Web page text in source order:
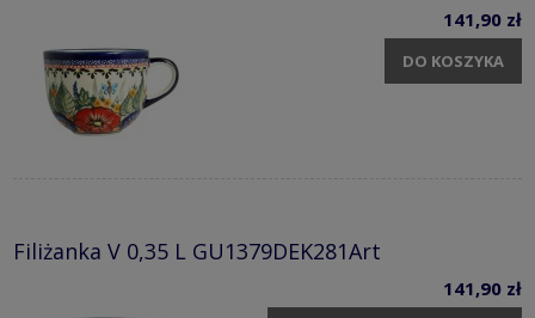
141,90 zł
DO KOSZYKA
Filiżanka V 0,35 L GU1379DEK281Art
141,90 zł